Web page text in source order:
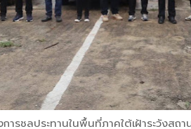
งการชลประทานในพื้นที่ภาคใต้เฝ้าระวั